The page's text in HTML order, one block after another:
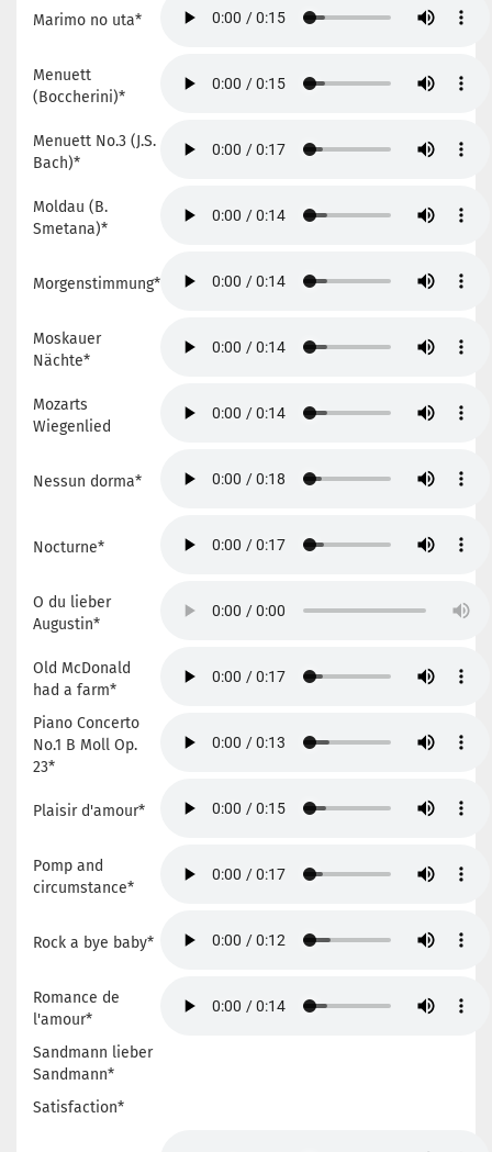
Marimo no uta*
Menuett
(Boccherini)*
Menuett No.3 (J.S.
Bach)*
Moldau (B.
Smetana)*
Morgenstimmung*
Moskauer
Nächte*
Mozarts
Wiegenlied
Nessun dorma*
Nocturne*
O du lieber
Augustin*
Old McDonald
had a farm*
Piano Concerto
No.1 B Moll Op.
23*
Plaisir d'amour*
Pomp and
circumstance*
Rock a bye baby*
Romance de
l'amour*
Sandmann lieber
Sandmann*
Satisfaction*